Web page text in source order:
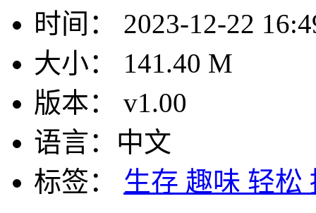
时间：
2023-12-22
大小：
141.40 M
版本：
v1.00
语言： 中文
标签：
生存 趣味 轻松